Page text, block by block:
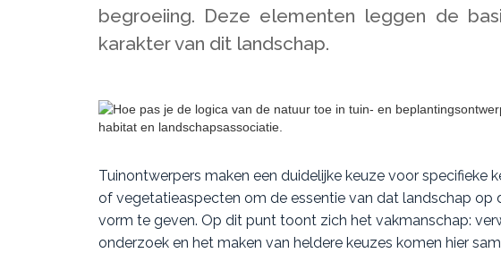
begroeiing. Deze elementen leggen de
karakter van dit landschap.
Tuinontwerpers maken een duidelijke keuze voor specifieke
of vegetatieaspecten om de essentie van dat landschap op
vorm te geven. Op dit punt toont zich het vakmanschap:
onderzoek en het maken van heldere keuzes komen hier